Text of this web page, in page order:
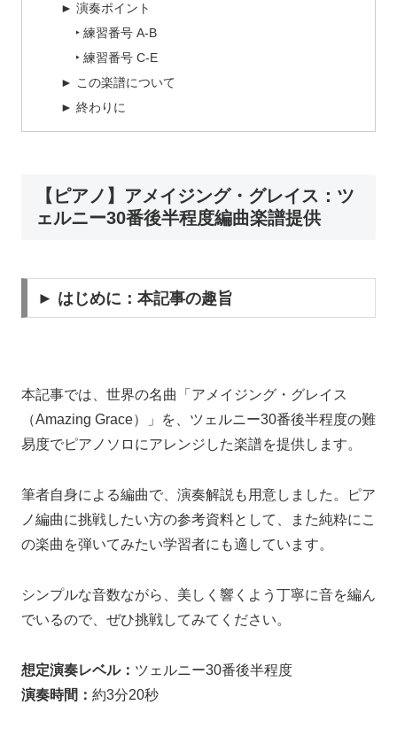
► 演奏ポイント
‣ 練習番号 A-B
‣ 練習番号 C-E
► この楽譜について
► 終わりに
【ピアノ】アメイジング・グレイス：ツ
ェルニー30番後半程度編曲楽譜提供
► はじめに：本記事の趣旨
本記事では、世界の名曲「アメイジング・グレイス
（Amazing Grace）」を、ツェルニー30番後半程度の難
易度でピアノソロにアレンジした楽譜を提供します。
筆者自身による編曲で、演奏解説も用意しました。ピア
ノ編曲に挑戦したい方の参考資料として、また純粋にこ
の楽曲を弾いてみたい学習者にも適しています。
シンプルな音数ながら、美しく響くよう丁寧に音を編ん
でいるので、ぜひ挑戦してみてください。
想定演奏レベル： ツェルニー30番後半程度
演奏時間： 約3分20秒